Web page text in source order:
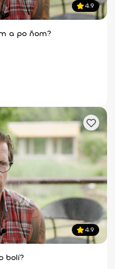
4.9
a po ňom?
4.9
bolí?